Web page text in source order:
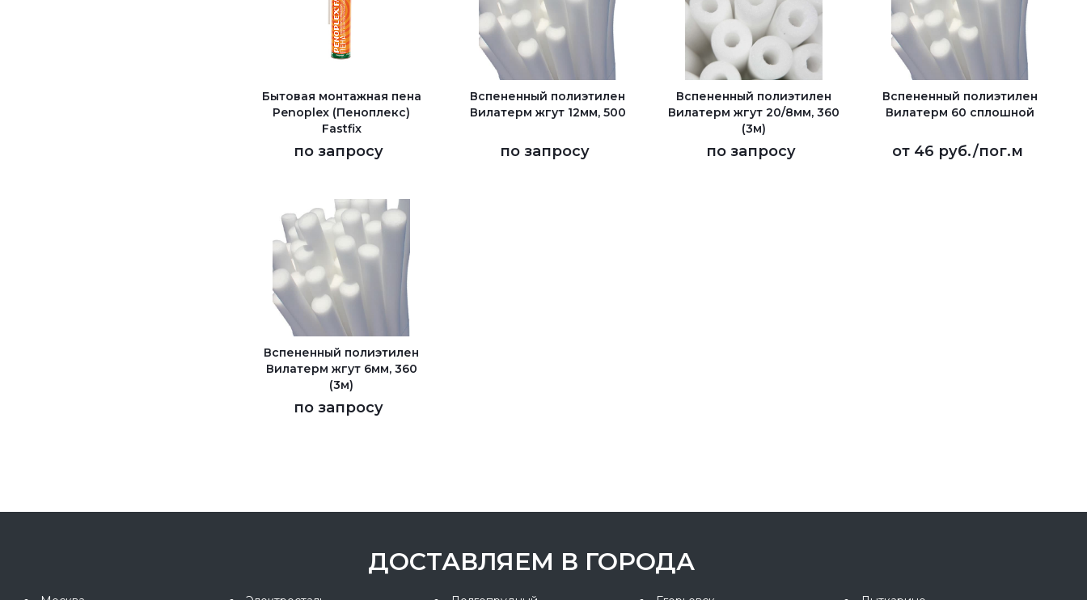
Бытовая монтажная пена
Penoplex (Пеноплекс)
Fastfix
по запросу
Вспененный полиэтилен
Вилатерм жгут 12мм, 500
по запросу
Вспененный полиэтилен
Вилатерм жгут 20/8мм, 360
(3м)
по запросу
Вспененный полиэтилен
Вилатерм 60 сплошной
от 46 руб./пог.м
Вспененный полиэтилен
Вилатерм жгут 6мм, 360
(3м)
по запросу
ДОСТАВЛЯЕМ В ГОРОДА